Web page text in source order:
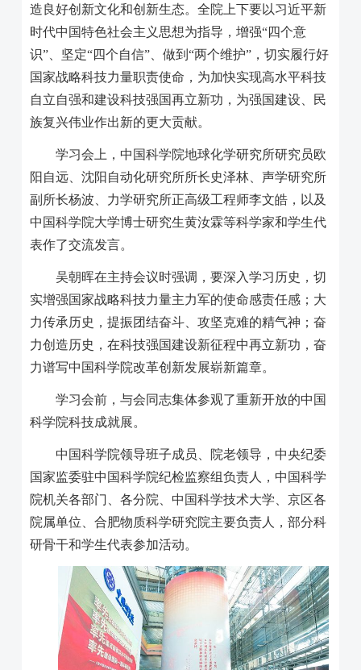
造良好创新文化和创新生态。全院上下要以习近平新
时代中国特色社会主义思想为指导，增强“四个意
识”、坚定“四个自信”、做到“两个维护”，切实履行好
国家战略科技力量职责使命，为加快实现高水平科技
自立自强和建设科技强国再立新功，为强国建设、民
族复兴伟业作出新的更大贡献。
学习会上，中国科学院地球化学研究所研究员欧
阳自远、沈阳自动化研究所所长史泽林、声学研究所
副所长杨波、力学研究所正高级工程师李文皓，以及
中国科学院大学博士研究生黄汝霖等科学家和学生代
表作了交流发言。
吴朝晖在主持会议时强调，要深入学习历史，切
实增强国家战略科技力量主力军的使命感责任感；大
力传承历史，提振团结奋斗、攻坚克难的精气神；奋
力创造历史，在科技强国建设新征程中再立新功，奋
力谱写中国科学院改革创新发展崭新篇章。
学习会前，与会同志集体参观了重新开放的中国
科学院科技成就展。
中国科学院领导班子成员、院老领导，中央纪委
国家监委驻中国科学院纪检监察组负责人，中国科学
院机关各部门、各分院、中国科学技术大学、京区各
院属单位、合肥物质科学研究院主要负责人，部分科
研骨干和学生代表参加活动。